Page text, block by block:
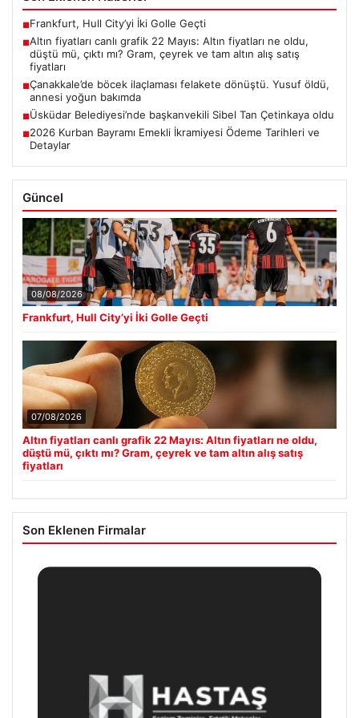
■Frankfurt, Hull City’yi İki Golle Geçti
■Altın fiyatları canlı grafik 22 Mayıs: Altın fiyatları ne oldu,
düştü mü, çıktı mı? Gram, çeyrek ve tam altın alış satış
fiyatları
■Çanakkale’de böcek ilaçlaması felakete dönüştü. Yusuf öldü,
annesi yoğun bakımda
■Üsküdar Belediyesi’nde başkanvekili Sibel Tan Çetinkaya oldu
■2026 Kurban Bayramı Emekli İkramiyesi Ödeme Tarihleri ve
Detaylar
Güncel
08/08/2026
Frankfurt, Hull City’yi İki Golle Geçti
07/08/2026
Altın fiyatları canlı grafik 22 Mayıs: Altın fiyatları ne oldu,
düştü mü, çıktı mı? Gram, çeyrek ve tam altın alış satış
fiyatları
Son Eklenen Firmalar